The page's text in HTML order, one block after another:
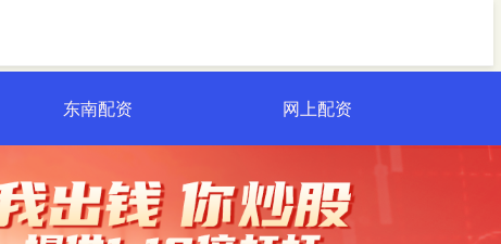
东南配资 网上配资